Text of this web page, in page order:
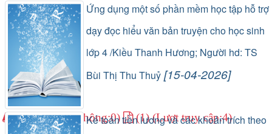
(0) (Lượt lưu thông:0) (1) (Lượt truy cập:3)
Ứng dụng một số phần mềm học tập hỗ trợ
dạy đọc hiểu văn bản truyện cho học sinh
lớp 4 /Kiều Thanh Hương; Người hd: TS
Bùi Thị Thu Thuỷ [15-04-2026]
(0) (Lượt lưu thông:0) (1) (Lượt truy cập:4)
Kế toán tiền lương và các khoản trích theo